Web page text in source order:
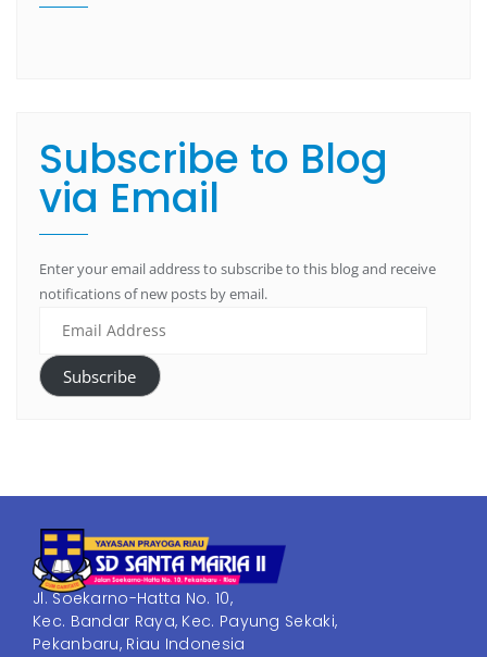
Subscribe to Blog
via Email
Enter your email address to subscribe to this blog and receive
notifications of new posts by email.
Subscribe
Jl. Soekarno-Hatta No. 10,
Kec. Bandar Raya, Kec. Payung Sekaki,
Pekanbaru, Riau Indonesia